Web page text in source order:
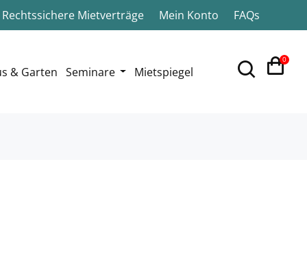
Rechtssichere Mietverträge Mein Konto FAQs
& Garten Seminare Mietspiegel
0